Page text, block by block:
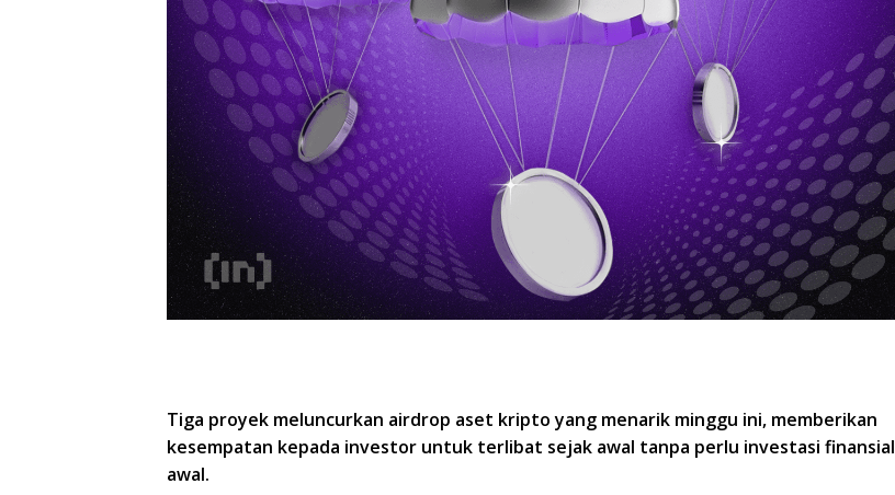
Tiga proyek meluncurkan airdrop aset kripto yang menarik minggu ini, memberikan
kesempatan kepada investor untuk terlibat sejak awal tanpa perlu investasi finansial
awal.